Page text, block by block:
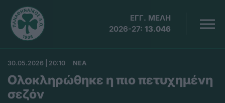
ΕΓΓ. ΜΕΛΗ
2026-27: 13.046
30.05.2026 | 20:10 ΝΕΑ
Ολοκληρώθηκε η πιο πετυχημένη
σεζόν